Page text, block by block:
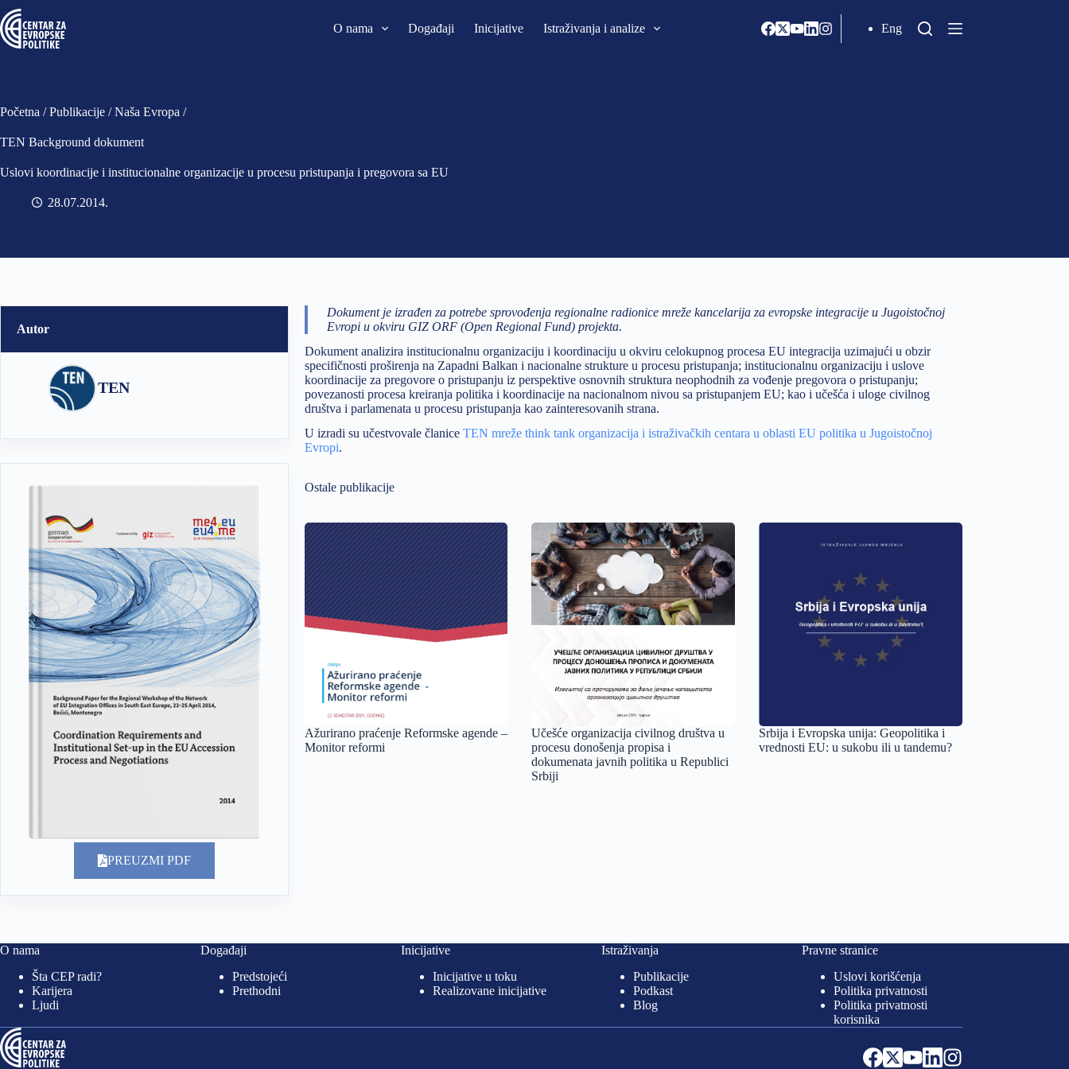
O nama Događaji Inicijative Istraživanja i analize Eng
Početna /Publikacije /Naša Evropa /
TEN Background dokument
Uslovi koordinacije i institucionalne organizacije u procesu pristupanja i pregovora sa EU
28.07.2014
Dokument je izrađen za potrebe sprovođenja regionalne radionice mreže kancelarija za evropske integracije u Jugoistočnoj
Evropi u okviru GIZ ORF (Open Regional Fund) projekta.
Dokument analizira institucionalnu organizaciju i koordinaciju u okviru celokupnog procesa EU integracija uzimajući u obzir
specifičnosti proširenja na Zapadni Balkan i nacionalne strukture u procesu pristupanja; institucionalnu organizaciju i uslove
koordinacije za pregovore o pristupanju iz perspektive osnovnih struktura neophodnih za vođenje pregovora o pristupanju;
povezanosti procesa kreiranja politika i koordinacije na nacionalnom nivou sa pristupanjem EU; kao i učešća i uloge civilnog
društva i parlamenata u procesu pristupanja kao zainteresovanih strana.
U izradi su učestvovale članice TEN mreže think tank organizacija i istraživačkih centara u oblasti EU politika u Jugoistočnoj
Evropi.
Ostale publikacije
Ažuriranо praćenje Reformske agende –
Monitor reformi
Učešće organizacija civilnog društva u
procesu donošenja propisa i
dokumenata javnih politika u Republici
Srbiji
Srbija i Evropska unija: Geopolitika i
vrednosti EU: u sukobu ili u tandemu?
Autor
TEN
PREUZMI PDF
O nama
Šta CEP radi?
Karijera
Ljudi
Događaji
Predstojeći
Prethodni
Inicijative
Inicijative u toku
Realizovane inicijative
Istraživanja
Publikacije
Podkast
Blog
Pravne stranice
Uslovi korišćenja
Politika privatnosti
Politika privatnosti
korisnika